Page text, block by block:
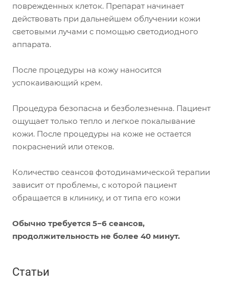
поврежденных клеток. Препарат начинает
действовать при дальнейшем облучении кожи
световыми лучами с помощью светодиодного
аппарата.
После процедуры на кожу наносится
успокаивающий крем.
Процедура безопасна и безболезненна. Пациент
ощущает только тепло и легкое покалывание
кожи. После процедуры на коже не остается
покраснений или отеков.
Количество сеансов фотодинамической терапии
зависит от проблемы, с которой пациент
обращается в клинику, и от типа его кожи
Обычно требуется 5−6 сеансов,
продолжительность не более 40 минут.
Статьи